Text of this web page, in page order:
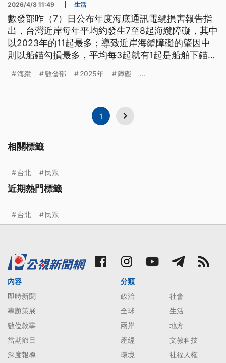
2026/4/8 11:49 生活
數發部昨（7）日公布年度海底通訊電纜損害報告指
出，台灣近岸每年平均約發生7至8起海纜障礙，其中
以2023年的11起最多；導致近岸海纜障礙的肇因中
則以船錨勾損最多，平均每3起就有1起是船舶下錨導
發生7起海纜受損，其中2起是「權宜輪」非法下錨，
海纜 數發部 2025年 障礙 ...
1
相關標籤
台北 民眾
近期熱門標籤
台北 民眾
內容
即時新聞
專題策展
數位敘事
當期節目
深度報導
分類
政治
社會
全球
生活
兩岸
地方
產經
文教科技
環境
社福人權